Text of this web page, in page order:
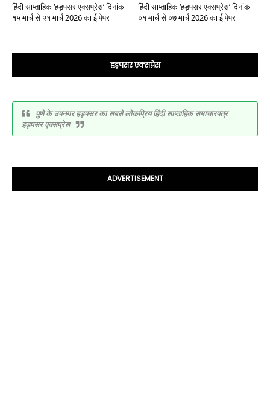
हिंदी साप्ताहिक ‘हड़पसर एक्सप्रेस’ दिनांक
१५ मार्च से २१ मार्च 2026 का ई पेपर
हिंदी साप्ताहिक ‘हड़पसर एक्सप्रेस’ दिनांक
०१ मार्च से ०७ मार्च 2026 का ई पेपर
हड़पसर एक्सप्रेस
पुणे के उपनगर हड़पसर का सबसे लोकप्रिय हिंदी साप्ताहिक समाचारपत्र
हड़पसर एक्सप्रेस
ADVERTISEMENT